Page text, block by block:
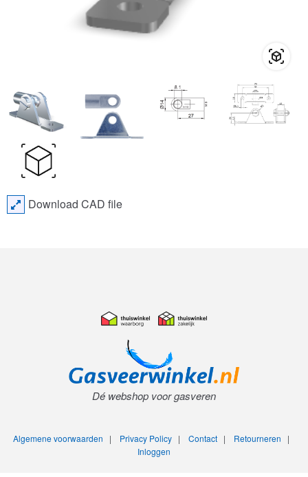
Download CAD file
Dé webshop voor gasveren
Algemene voorwaarden | Privacy Policy| Contact| Retourneren |
Inloggen